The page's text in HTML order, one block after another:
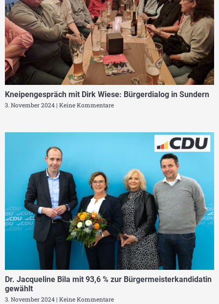
Kneipengespräch mit Dirk Wiese: Bürgerdialog in Sundern
3. November 2024 Keine Kommentare
Dr. Jacqueline Bila mit 93,6 % zur Bürgermeisterkandidatin
gewählt
3. November 2024 Keine Kommentare